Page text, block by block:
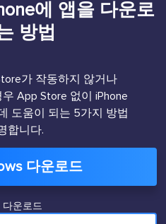
에 앱을 다운로
방법
가 작동하지 않거나
App Store 없이 iPhone
도움이 되는 5가지 방법
합니다.
다운로드
다운로드